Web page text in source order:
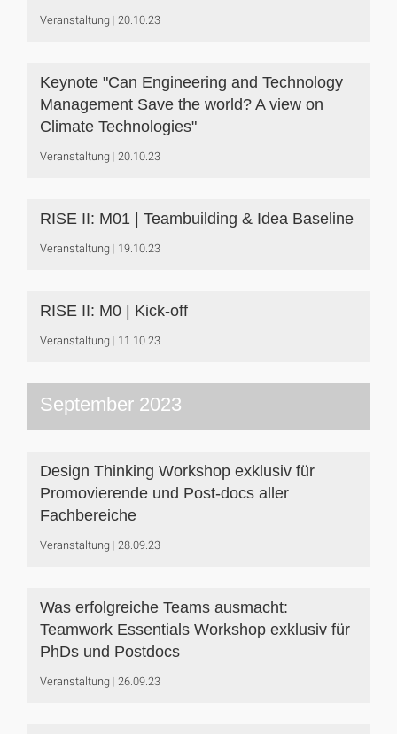
Veranstaltung 20.10.23
Keynote "Can Engineering and Technology
Management Save the world? A view on
Climate Technologies"
Veranstaltung 20.10.23
RISE II: M01 | Teambuilding & Idea Baseline
Veranstaltung 19.10.23
RISE II: M0 | Kick-off
Veranstaltung 11.10.23
September 2023
Design Thinking Workshop exklusiv für
Promovierende und Post-docs aller
Fachbereiche
Veranstaltung 28.09.23
Was erfolgreiche Teams ausmacht:
Teamwork Essentials Workshop exklusiv für
PhDs und Postdocs
Veranstaltung 26.09.23